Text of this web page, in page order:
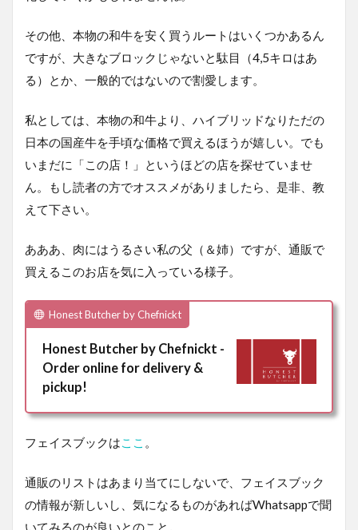
その他、本物の和牛を安く買うルートはいくつかあるん
ですが、大きなブロックじゃないと駄目（4,5キロはあ
る）とか、一般的ではないので割愛します。
私としては、本物の和牛より、ハイブリッドなりただの
日本の国産牛を手頃な価格で買えるほうが嬉しい。でも
いまだに「この店！」というほどの店を探せていませ
ん。もし読者の方でオススメがありましたら、是非、教
えて下さい。
あああ、肉にはうるさい私の父（＆姉）ですが、通販で
買えるこのお店を気に入っている様子。
Honest Butcher by Chefnickt
Honest Butcher by Chefnickt -
Order online for delivery &
pickup!
フェイスブックはここ 。
通販のリストはあまり当てにしないで、フェイスブック
の情報が新しいし、気になるものがあればWhatsappで聞
いてみるのが良いとのこと。